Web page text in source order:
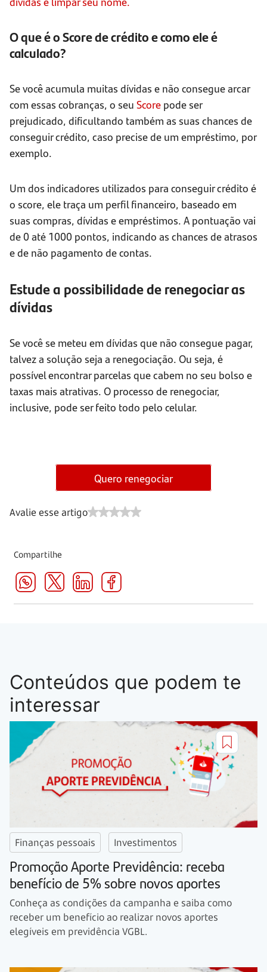
O que é o Score de crédito e como ele é
calculado?
Se você acumula muitas dívidas e não consegue arcar
com essas cobranças, o seu Score pode ser
prejudicado, dificultando também as suas chances de
conseguir crédito, caso precise de um empréstimo, por
exemplo.
Um dos indicadores utilizados para conseguir crédito é
o score, ele traça um perfil financeiro, baseado em
suas compras, dívidas e empréstimos. A pontuação vai
de 0 até 1000 pontos, indicando as chances de atrasos
e de não pagamento de contas.
Estude a possibilidade de renegociar as
dívidas
Se você se meteu em dívidas que não consegue pagar,
talvez a solução seja a renegociação. Ou seja, é
possível encontrar parcelas que cabem no seu bolso e
taxas mais atrativas. O processo de renegociar,
inclusive, pode ser feito todo pelo celular.
Quero renegociar
Avalie esse artigo
Compartilhe
Conteúdos que podem te
interessar
Finanças pessoais Investimentos
Promoção Aporte Previdência: receba
benefício de 5% sobre novos aportes
Conheça as condições da campanha e saiba como
receber um benefício ao realizar novos aportes
elegíveis em previdência VGBL.